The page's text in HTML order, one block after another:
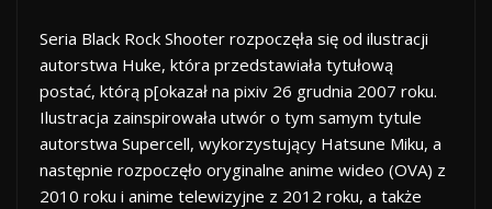
Seria Black Rock Shooter rozpoczęła się od ilustracji
autorstwa Huke, która przedstawiała tytułową
postać, którą p[okazał na pixiv 26 grudnia 2007 roku.
Ilustracja zainspirowała utwór o tym samym tytule
autorstwa Supercell, wykorzystujący Hatsune Miku, a
następnie rozpoczęło oryginalne anime wideo (OVA) z
2010 roku i anime telewizyjne z 2012 roku, a także